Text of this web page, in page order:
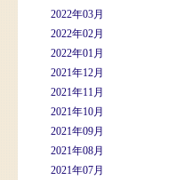
2022年03月
2022年02月
2022年01月
2021年12月
2021年11月
2021年10月
2021年09月
2021年08月
2021年07月